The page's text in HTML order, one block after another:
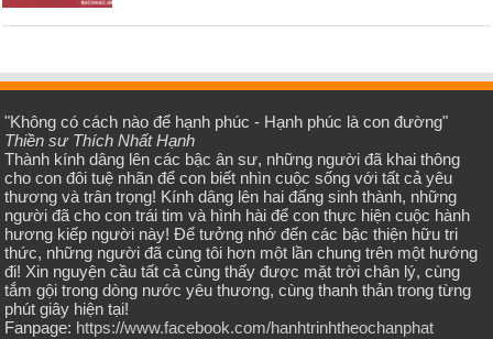
"Không có cách nào để hạnh phúc - Hạnh phúc là con đường"
Thiền sư Thích Nhất Hạnh
Thành kính dâng lên các bậc ân sư, những người đã khai thông
cho con đôi tuệ nhãn để con biết nhìn cuộc sống với tất cả yêu
thương và trân trọng! Kính dâng lên hai đấng sinh thành, những
người đã cho con trái tim và hình hài để con thực hiện cuộc hành
hương kiếp người này! Để tưởng nhớ đến các bậc thiện hữu tri
thức, những người đã cùng tôi hơn một lần chung trên một hướng
đi! Xin nguyện cầu tất cả cùng thấy được mặt trời chân lý, cùng
tắm gội trong dòng nước yêu thương, cùng thanh thản trong từng
phút giây hiện tại!
Fanpage: https://www.facebook.com/hanhtrinhtheochanphat